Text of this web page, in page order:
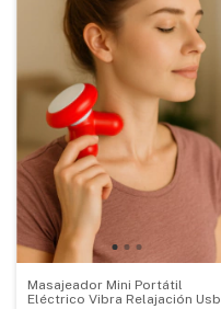
Masajeador Mini Portátil
Eléctrico Vibra Relajación Usb